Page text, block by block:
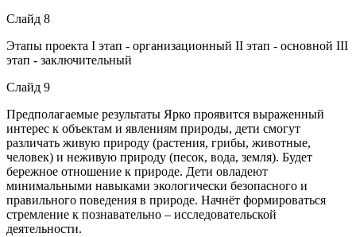
Слайд 8
Этапы проекта І этап - организационный ІІ этап - основной ІІІ
этап - заключительный
Слайд 9
Предполагаемые результаты Ярко проявится выраженный
интерес к объектам и явлениям природы, дети смогут
различать живую природу (растения, грибы, животные,
человек) и неживую природу (песок, вода, земля). Будет
бережное отношение к природе. Дети овладеют
минимальными навыками экологически безопасного и
правильного поведения в природе. Начнёт формироваться
стремление к познавательно – исследовательской
деятельности.